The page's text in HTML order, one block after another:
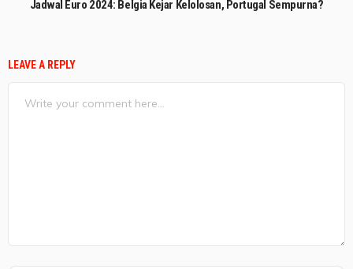
Jadwal Euro 2024: Belgia Kejar Kelolosan, Portugal Sempurna?
LEAVE A REPLY